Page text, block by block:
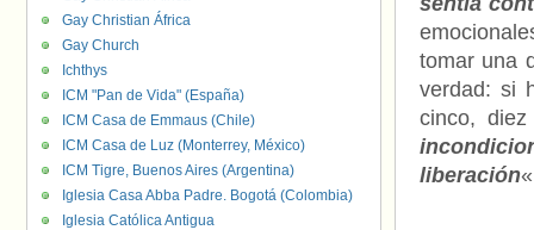
tomar una
verdad: si
cinco,
liberación
Gay Christian África
Gay Church
Ichthys
ICM "Pan de Vida" (España)
ICM Casa de Emmaus (Chile)
ICM Casa de Luz (Monterrey, México)
ICM Tigre, Buenos Aires (Argentina)
Iglesia Casa Abba Padre. Bogotá (Colombia)
Iglesia Católica Antigua